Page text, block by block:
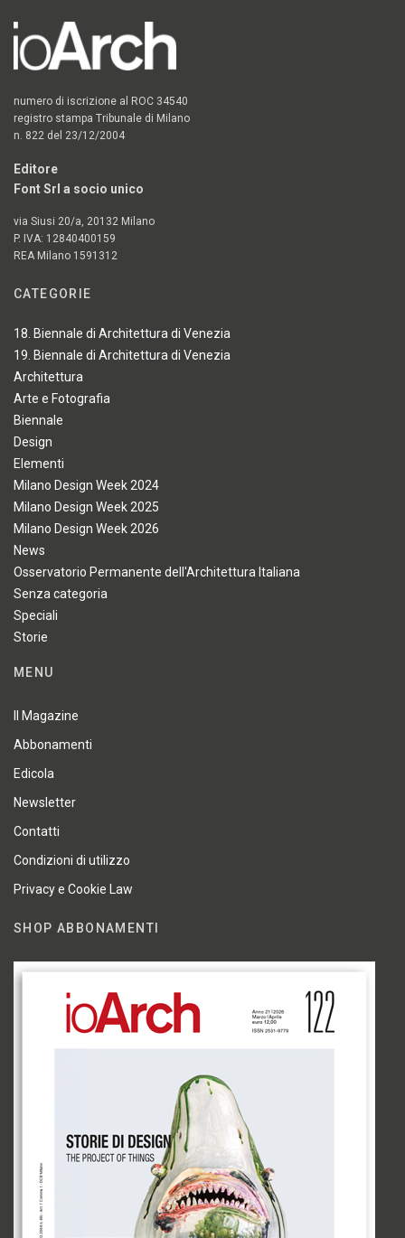
numero di iscrizione al ROC 34540
registro stampa Tribunale di Milano
n. 822 del 23/12/2004
Editore
Font Srl a socio unico
via Siusi 20/a, 20132 Milano
P. IVA: 12840400159
REA Milano 1591312
CATEGORIE
18. Biennale di Architettura di Venezia
19. Biennale di Architettura di Venezia
Architettura
Arte e Fotografia
Biennale
Design
Elementi
Milano Design Week 2024
Milano Design Week 2025
Milano Design Week 2026
News
Osservatorio Permanente dell'Architettura Italiana
Senza categoria
Speciali
Storie
MENU
Il Magazine
Abbonamenti
Edicola
Newsletter
Contatti
Condizioni di utilizzo
Privacy e Cookie Law
SHOP ABBONAMENTI